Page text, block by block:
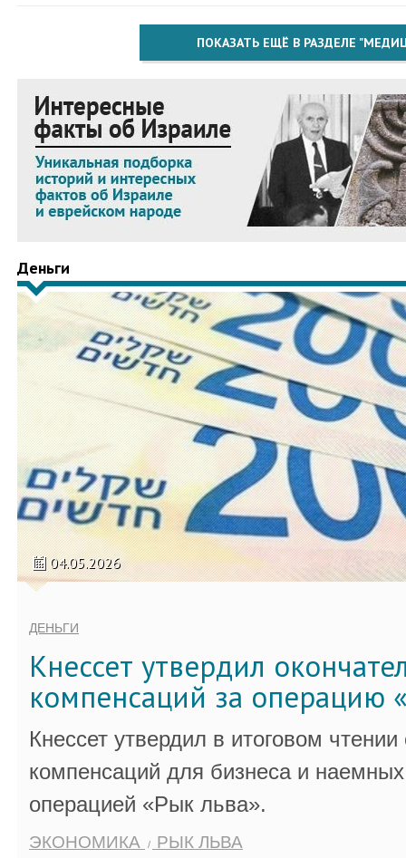
ПОКАЗАТЬ ЕЩЁ В РАЗДЕЛЕ
Деньги
04.05.2026
ДЕНЬГИ
Кнессет утвердил
компенсаций за операцию
Кнессет утвердил в итоговом
компенсаций для бизнеса и
операцией «Рык льва».
ЭКОНОМИКА РЫК ЛЬВА